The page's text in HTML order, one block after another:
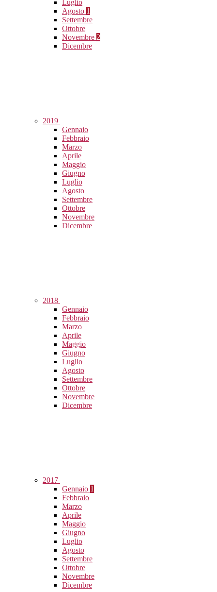
Luglio
Agosto 1
Settembre
Ottobre
Novembre 2
Dicembre
2019
Gennaio
Febbraio
Marzo
Aprile
Maggio
Giugno
Luglio
Agosto
Settembre
Ottobre
Novembre
Dicembre
2018
Gennaio
Febbraio
Marzo
Aprile
Maggio
Giugno
Luglio
Agosto
Settembre
Ottobre
Novembre
Dicembre
2017
Gennaio 1
Febbraio
Marzo
Aprile
Maggio
Giugno
Luglio
Agosto
Settembre
Ottobre
Novembre
Dicembre